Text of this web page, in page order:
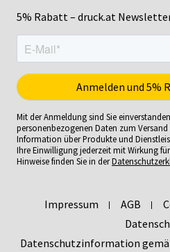
5% Rabatt – druck.at
Mit der Anmeldung sind Sie
personenbezogenen Daten zum
Information über Produkte und
Ihre Einwilligung jederzeit mit Wirkung
Hinweise finden Sie in der
Impressum AGB
Datenschutzinformation